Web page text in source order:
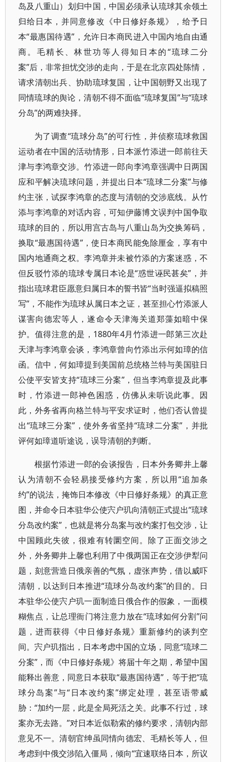
岛及八重山）划归中国，中国必须承认琉球其余领土
归给日本，并同意修改《中日修好条规》，给予日
本“最惠国待遇”，允许日本商民进入中国内地自由通
商。毛精长、林世功等人得知日本的“琉球二分
案”后，非常担忧交涉的走向，于是在北京四处陈情，
请求清朝出兵、协助琉球复国，让中国朝野又出现了
同情琉球的舆论，清朝不得不面临“琉球复国”与“琉球
分岛”的两难抉择。
为了调查“琉球分岛”的可行性，并侦察琉球救国
运动者在中国的活动情形，日本派竹添进一郎前往天
津与李鸿章交涉。竹添进一郎向李鸿章强调中日两国
应和平解决琉球问题，并提出日本“琉球二分案”与修
约主张，试探李鸿章的态度与清朝的交涉底线。从竹
添与李鸿章的对话内容，可知伊藤博文误判中国争取
琉球的目的，所以用宫古岛与八重山岛为交换筹码，
换取“最惠国待遇”，使日本商民能免除厘金，享有中
国内地通商之权。李鸿章并未被竹添的方案迷惑，不
但反驳竹添的琉球专属日本论是“惑世诬民甚矣”，并
指出琉球君臣愿意归属日本的誓书皆“当时强逼拟稿照
写”，不能作为琉球从属日本之证，甚至担心竹添派人
谋害向德宏等人，遂命令天津海关道郑藻如暗中保
护。值得注意的是，1880年4月竹添进一郎第三次赴
天津与李鸿章会谈，李鸿章曾向竹添出示何如璋的信
函。信中，何如璋提到美国前总统格兰特与美国驻日
公使平安皆支持“琉球三分案”，但当李鸿章提及此事
时，竹添进一郎神色困惑，仿佛从未听说此事。因
此，外务省再向格兰特与平安求证时，他们否认曾提
出“琉球三分案”，使外务省坚持“琉球二分案”，并批
评何如璋道听途说，误导清朝的判断。
根据竹添进一郎的会谈报告，日本外务卿井上馨
认为清朝不会轻易接受修约方案，所以用“追加条
约”的说法，掩饰日本修改《中日修好条规》的真正意
图，并命令日本驻华公使宍户玑向清朝正式提出“琉球
分岛改约案”，也就是将分岛案与改约案打包交涉，让
中国顾此失彼，很难有转圜空间。除了正面交涉之
外，外务卿井上馨也利用了中俄两国正在交涉伊犁问
题，刻意营造日俄亲善的气氛，虚张声势，借以威吓
清朝，以达到日本推进“琉球分岛改约案”的目的。日
本驻华公使宍户玑一面制造日俄合作的假象，一面模
糊焦点，让总理衙门将注意力放在“琉球如何分割”问
题，进而获得《中日修好条规》重新修约的谈判空
间。宍户玑指出，日本考虑中国的立场，同意“琉球二
分案”，而《中日修好条规》将届十年之期，希望中国
能释出善意，同意日本获取“最惠国待遇”，等于把“琉
球分岛案”与“日本改约案”绑定处理，甚至语带威
胁：“加约一层，此是全局死活之关。此事不行过，球
案亦无去路。”对日本近似勒索的修约要求，清朝内部
意见不一。清朝官绅虽同情向德宏、毛精长等人，但
考虑到中俄交涉陷入僵局，倾向“宜速联络日本，所议